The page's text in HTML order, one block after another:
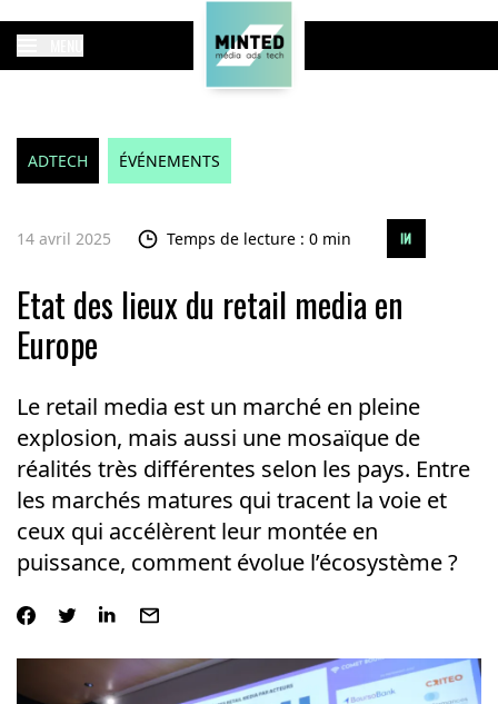
ADTECH ÉVÉNEMENTS
14 avril 2025 Temps de lecture : 0 min
Etat des lieux du retail media en
Europe
Le retail media est un marché en pleine
explosion, mais aussi une mosaïque de
réalités très différentes selon les pays. Entre
les marchés matures qui tracent la voie et
ceux qui accélèrent leur montée en
puissance, comment évolue l’écosystème ?